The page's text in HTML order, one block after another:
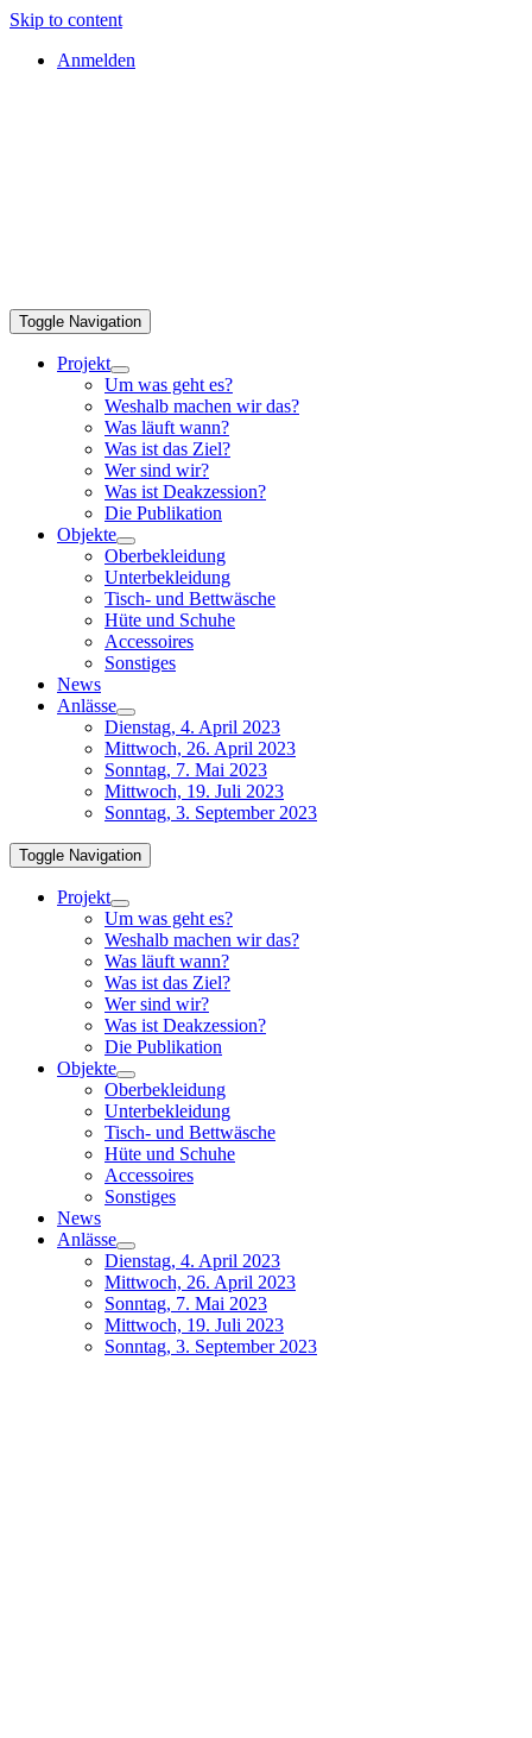
Skip to content
Anmelden
Toggle Navigation
Projekt
Um was geht es?
Weshalb machen wir das?
Was läuft wann?
Was ist das Ziel?
Wer sind wir?
Was ist Deakzession?
Die Publikation
Objekte
Oberbekleidung
Unterbekleidung
Tisch- und Bettwäsche
Hüte und Schuhe
Accessoires
Sonstiges
News
Anlässe
Dienstag, 4. April 2023
Mittwoch, 26. April 2023
Sonntag, 7. Mai 2023
Mittwoch, 19. Juli 2023
Sonntag, 3. September 2023
Toggle Navigation
Projekt
Um was geht es?
Weshalb machen wir das?
Was läuft wann?
Was ist das Ziel?
Wer sind wir?
Was ist Deakzession?
Die Publikation
Objekte
Oberbekleidung
Unterbekleidung
Tisch- und Bettwäsche
Hüte und Schuhe
Accessoires
Sonstiges
News
Anlässe
Dienstag, 4. April 2023
Mittwoch, 26. April 2023
Sonntag, 7. Mai 2023
Mittwoch, 19. Juli 2023
Sonntag, 3. September 2023